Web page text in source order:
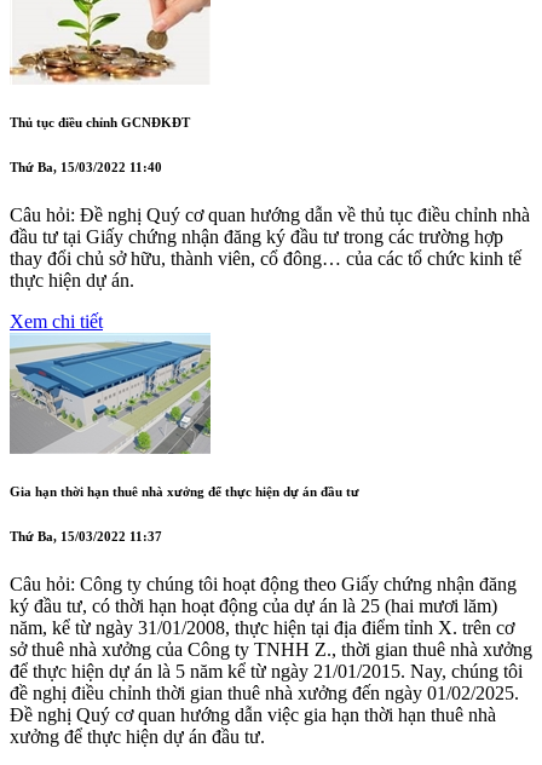
Thủ tục điều chỉnh GCNĐKĐT
Thứ Ba, 15/03/2022 11:40
Câu hỏi: Đề nghị Quý cơ quan hướng dẫn về thủ tục điều chỉnh nhà
đầu tư tại Giấy chứng nhận đăng ký đầu tư trong các trường hợp
thay đổi chủ sở hữu, thành viên, cổ đông… của các tổ chức kinh tế
thực hiện dự án.
Xem chi tiết
Gia hạn thời hạn thuê nhà xưởng để thực hiện dự án đầu tư
Thứ Ba, 15/03/2022 11:37
Câu hỏi: Công ty chúng tôi hoạt động theo Giấy chứng nhận đăng
ký đầu tư, có thời hạn hoạt động của dự án là 25 (hai mươi lăm)
năm, kể từ ngày 31/01/2008, thực hiện tại địa điểm tỉnh X. trên cơ
sở thuê nhà xưởng của Công ty TNHH Z., thời gian thuê nhà xưởng
để thực hiện dự án là 5 năm kể từ ngày 21/01/2015. Nay, chúng tôi
đề nghị điều chỉnh thời gian thuê nhà xưởng đến ngày 01/02/2025.
Đề nghị Quý cơ quan hướng dẫn việc gia hạn thời hạn thuê nhà
xưởng để thực hiện dự án đầu tư.